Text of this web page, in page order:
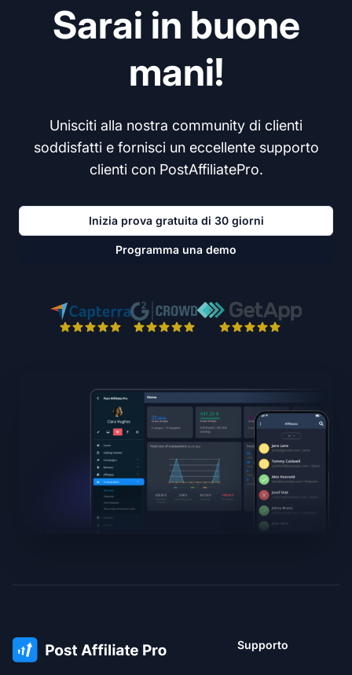
Sarai in buone
mani!
Unisciti alla nostra community di clienti
soddisfatti e fornisci un eccellente supporto
clienti con PostAffiliatePro.
Inizia prova gratuita di 30 giorni
Programma una demo
Supporto